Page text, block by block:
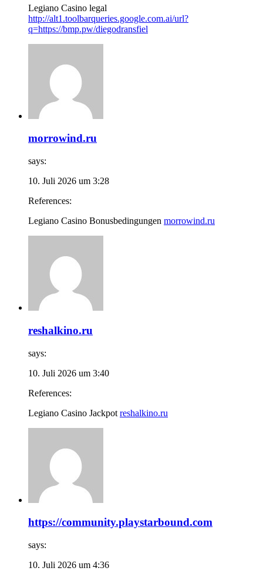
Legiano Casino legal
http://alt1.toolbarqueries.google.com.ai/url?
q=https://bmp.pw/diegodransfiel
morrowind.ru
says:
10. Juli 2026 um 3:28
References:
Legiano Casino Bonusbedingungen morrowind.ru
reshalkino.ru
says:
10. Juli 2026 um 3:40
References:
Legiano Casino Jackpot reshalkino.ru
https://community.playstarbound.com
says:
10. Juli 2026 um 4:36